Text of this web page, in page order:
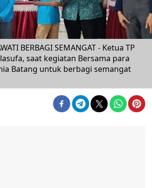
BERBAGI SEMANGAT - Ketua TP
saat kegiatan Bersama para
Batang untuk berbagi semangat